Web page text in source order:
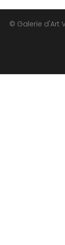
© Galerie d'Art